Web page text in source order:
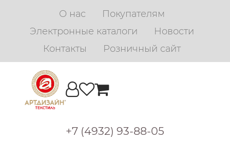
О нас
Покупателям
Электронные каталоги
Новости
Контакты
Розничный сайт
+7 (4932) 93-88-05